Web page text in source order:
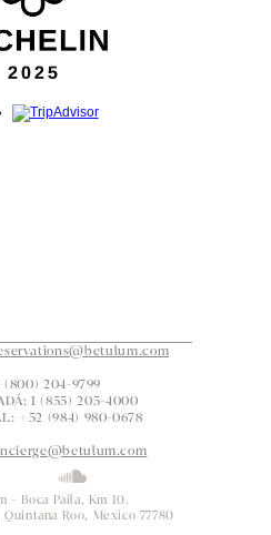
(800) 204-9799
1 (855) 205-4000
+52 (984) 980-0678
- Boca Paila, Km 10.
Roo, Mexico 77780